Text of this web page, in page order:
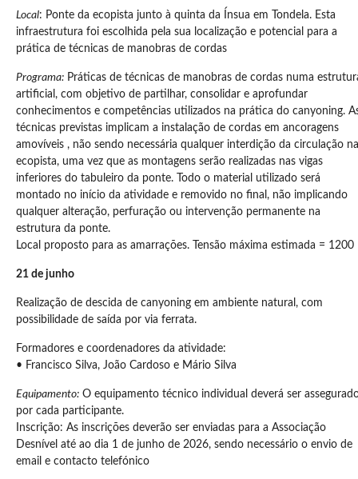
Local: Ponte da ecopista junto à quinta da Ínsua em Tondela. Esta
infraestrutura foi escolhida pela sua localização e potencial para a
prática de técnicas de manobras de cordas
Programa: Práticas de técnicas de manobras de cordas numa
artificial, com objetivo de partilhar, consolidar e aprofundar
conhecimentos e competências utilizados na prática do canyoning.
técnicas previstas implicam a instalação de cordas em ancoragens
amovíveis , não sendo necessária qualquer interdição da circulação na
ecopista, uma vez que as montagens serão realizadas nas vigas
inferiores do tabuleiro da ponte. Todo o material utilizado será
montado no início da atividade e removido no final, não implicando
qualquer alteração, perfuração ou intervenção permanente na
estrutura da ponte.
Local proposto para as amarrações. Tensão máxima estimada = 1200
21 de junho
Realização de descida de canyoning em ambiente natural, com
possibilidade de saída por via ferrata.
Formadores e coordenadores da atividade:
• Francisco Silva, João Cardoso e Mário Silva
Equipamento: O equipamento técnico individual deverá ser
por cada participante.
Inscrição: As inscrições deverão ser enviadas para a Associação
Desnível até ao dia 1 de junho de 2026, sendo necessário o envio de
email e contacto telefónico